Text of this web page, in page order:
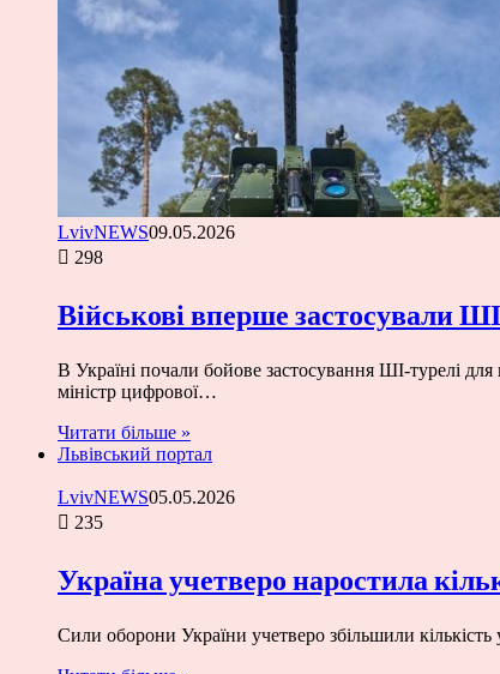
LvivNEWS09.05.2026
298
Військові вперше застосували
В Україні почали бойове застосування ШІ-турелі
міністр цифрової…
Читати більше »
Львівський портал
LvivNEWS05.05.2026
235
Україна учетверо наростила
Сили оборони України учетверо збільшили